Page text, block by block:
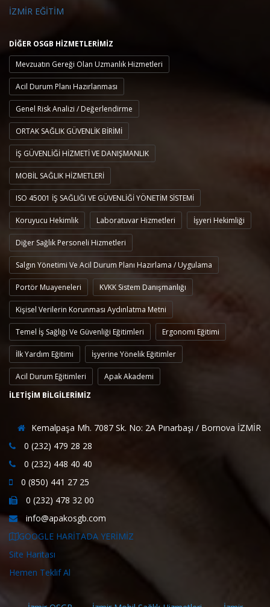
İZMİR EĞİTİM
DİĞER OSGB HİZMETLERİMİZ
Mevzuatın Gereği Olan Uzmanlık Hizmetleri
Acil Durum Planı Hazırlanması
Genel Risk Analizi / Değerlendirme
ORTAK SAĞLIK GÜVENLİK BİRİMİ
İŞ GÜVENLİĞİ HİZMETİ VE DANIŞMANLIK
MOBİL SAĞLIK HİZMETLERİ
ISO 45001 İŞ SAĞLIĞI VE GÜVENLİĞİ YÖNETİM SİSTEMİ
Koruyucu Hekimlik Laboratuvar Hizmetleri İşyeri Hekimliği
Diğer Sağlık Personeli Hizmetleri
Salgın Yönetimi Ve Acil Durum Planı Hazırlama / Uygulama
Portör Muayeneleri KVKK Sistem Danışmanlığı
Kişisel Verilerin Korunması Aydınlatma Metni
Temel İş Sağlığı Ve Güvenliği Eğitimleri Ergonomi Eğitimi
İlk Yardım Eğitimi İşyerine Yönelik Eğitimler
Acil Durum Eğitimleri
Apak Akademi
İLETİŞİM BİLGİLERİMİZ
Kemalpaşa Mh. 7087 Sk. No: 2A Pınarbaşı / Bornova İZMİR
0 (232) 479 28 28
0 (232) 448 40 40
0 (850) 441 27 25
0 (232) 478 32 00
info@apakosgb.com
GOOGLE HARİTADA YERİMİZ
Site Haritası
Hemen Teklif Al